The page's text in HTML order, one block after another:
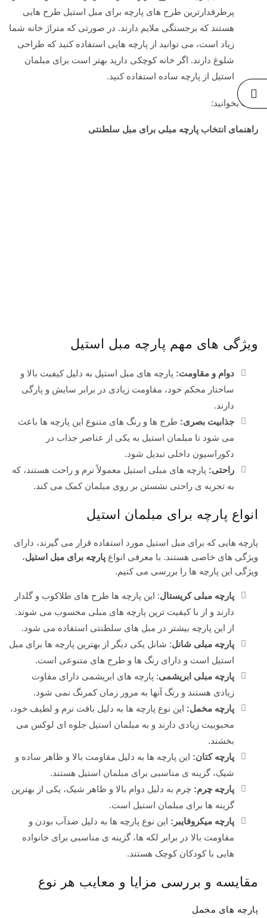
پرطرفدارترین طرح های پارچه برای مبل استیل طرح هایی
هستند که برجستگی ملایم دارند. در صورتی که متراژ خانه شما
زیاد است، می توانید از پارچه هایی استفاده کنید که طراحی
شلوغ دارند. اگر خانه کوچکی دارید بهتر است برای مبلمان
استیل از پارچه ساده استفاده کنید.
حتما بخوانید:
راهنمای انتخاب پارچه مبلی برای مبل سلطنتی
ویژگی های مهم پارچه مبل استیل
دوام و مقاومت: پارچه های مبل استیل به دلیل کیفیت بالا و
ساختار محکم خود، مقاومت زیادی در برابر سایش و پارگی
دارند.
جذابیت بصری: طرح ها و رنگ های متنوع این پارچه ها باعث
می شود تا مبلمان استیل به یکی از عناصر جذاب در
دکوراسیون داخلی تبدیل شود.
راحتی: پارچه های مبلی استیل معمولاً نرم و راحت هستند، که
به تجربه ی راحتی نشستن بر روی مبلمان کمک می کند.
انواع پارچه برای مبلمان استیل
پارچه هایی که برای مبل استیل مورد استفاده قرار می گیرند، دارای
ویژگی های خاصی هستند. با معرفی انواع پارچه برای مبل استیل،
ویژگی این پارچه ها را بررسی می کنیم.
پارچه مبلی کریستال: این پارچه ها طرح های طلاکوب و گلدار
دارند و از با کیفیت ترین پارچه های مبلی محسوب می شوند.
از این پارچه بیشتر در مبل های سلطنتی استفاده می شود.
پارچه مبلی شانل: شانل یکی دیگر از بهترین پارچه ها برای مبل
استیل است و دارای رنگ ها و طرح های متنوعی است.
پارچه مبلی ابریشمی: پارچه های ابریشمی دارای مقاوت
زیادی هستند و رنگ آنها به مرور زمان کمرنگ نمی شود.
پارچه مخمل: این نوع پارچه ها به دلیل بافت نرم و لطیف خود،
محبوبیت زیادی دارند و به مبلمان استیل جلوه ای لوکس می
بخشند.
پارچه کتان: این پارچه ها به دلیل مقاومت بالا و ظاهر ساده و
شیک، گزینه ی مناسبی برای مبلمان استیل هستند.
پارچه چرم: چرم به دلیل دوام بالا و ظاهر شیک، یکی از بهترین
گزینه ها برای مبلمان استیل است.
پارچه میکروفایبر: این نوع پارچه ها به دلیل ضدآب بودن و
مقاومت بالا در برابر لکه ها، گزینه ی مناسبی برای خانواده
هایی با کودکان کوچک هستند.
مقایسه و بررسی مزایا و معایب هر نوع
پارچه های مخمل